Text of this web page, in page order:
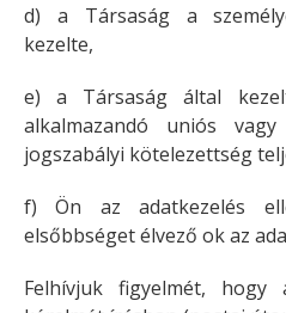
d) a Társaság a
kezelte,
e) a Társaság által
alkalmazandó uniós
jogszabályi kötelezettség
f) Ön az adatkezelés
elsőbbséget élvező ok az
Felhívjuk figyelmét, hogy